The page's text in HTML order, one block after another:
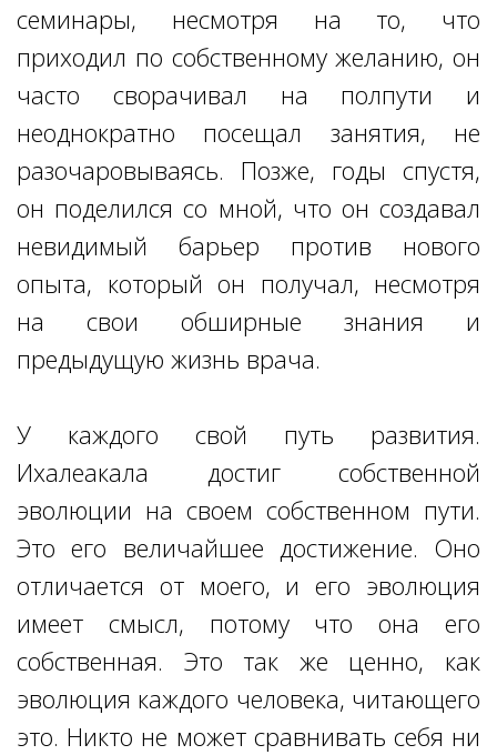
семинары, несмотря на то, что
приходил по собственному желанию, он
часто сворачивал на полпути и
неоднократно посещал занятия, не
разочаровываясь. Позже, годы спустя,
он поделился со мной, что он создавал
невидимый барьер против нового
опыта, который он получал, несмотря
на свои обширные знания и
предыдущую жизнь врача.
У каждого свой путь развития.
Ихалеакала достиг собственной
эволюции на своем собственном пути.
Это его величайшее достижение. Оно
отличается от моего, и его эволюция
имеет смысл, потому что она его
собственная. Это так же ценно, как
эволюция каждого человека, читающего
это. Никто не может сравнивать себя ни